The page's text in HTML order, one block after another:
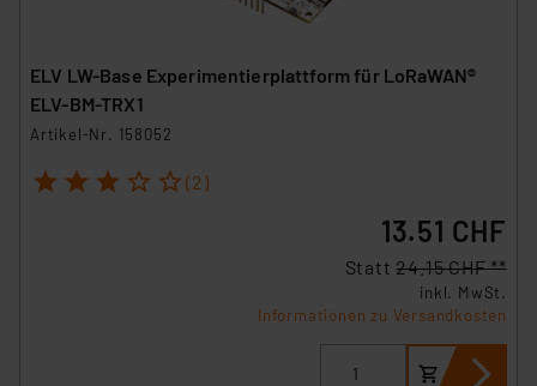
ELV LW-Base Experimentierplattform für LoRaWAN®
ELV-BM-TRX1
Artikel-Nr. 158052
1 2 3 4 5 (2)
13.51 CHF
Statt24.15 CHF **
inkl. MwSt.
Informationen zu Versandkosten